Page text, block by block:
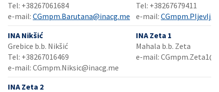
Tel: +38267061684
e-mail: CGmpm.Barutana@inacg.me
Tel: +38267679411​​
e-mail:
INA Nikšić
Grebice b.b. Nikšić
Tel: +38267016469
e-mail: CGmpm.Niksic@inacg.me
INA Zeta 1
Mahala b.b. Zeta
e-mail:
INA Zeta 2